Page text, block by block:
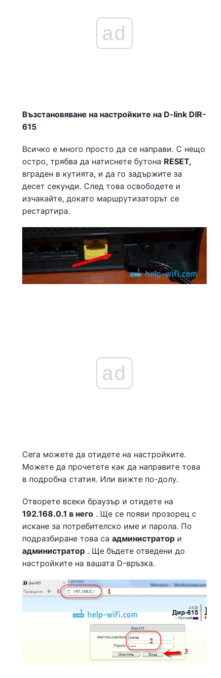
ad
Възстановяване на настройките на D-link DIR-
615
Всичко е много просто да се направи. С нещо
остро, трябва да натиснете бутона RESET,
вграден в кутията, и да го задържите за
десет секунди. След това освободете и
изчакайте, докато маршрутизаторът се
рестартира.
ad
Сега можете да отидете на настройките.
Можете да прочетете как да направите това
в подробна статия. Или вижте по-долу.
Отворете всеки браузър и отидете на
192.168.0.1 в него . Ще се появи прозорец с
искане за потребителско име и парола. По
подразбиране това са администратор и
администратор . Ще бъдете отведени до
настройките на вашата D-връзка.